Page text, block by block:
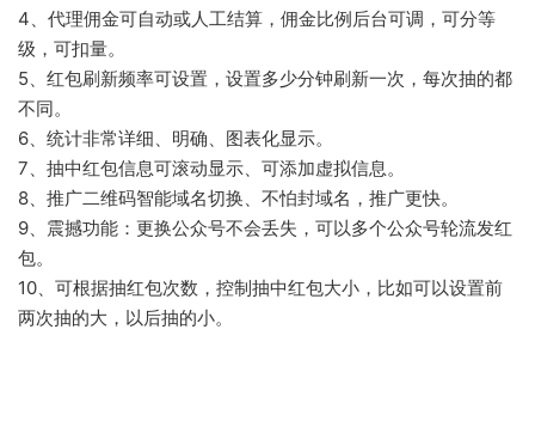
4、代理佣金可自动或人工结算，佣金比例后台可调，可分等
级，可扣量。
5、红包刷新频率可设置，设置多少分钟刷新一次，每次抽的都
不同。
6、统计非常详细、明确、图表化显示。
7、抽中红包信息可滚动显示、可添加虚拟信息。
8、推广二维码智能域名切换、不怕封域名，推广更快。
9、震撼功能：更换公众号不会丢失，可以多个公众号轮流发红
包。
10、可根据抽红包次数，控制抽中红包大小，比如可以设置前
两次抽的大，以后抽的小。